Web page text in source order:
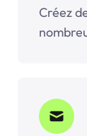
Créez